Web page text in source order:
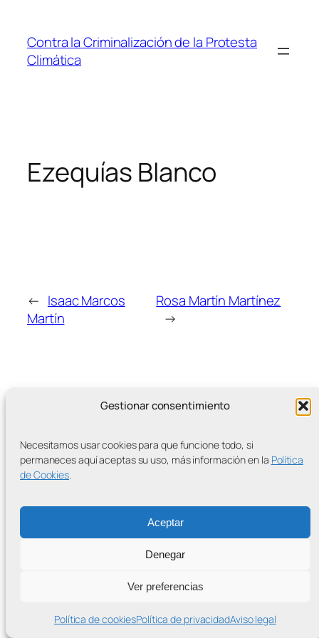
Gestionar consentimiento
Necesitamos usar cookies para que funcione todo, si
permaneces aquí aceptas su uso, más información en la Política
de Cookies.
Aceptar
Denegar
Ver preferencias
Política de cookiesPolítica de privacidadAviso legal
contenido
Contra la Criminalización de la Protesta
Climática
Ezequías Blanco
← Isaac Marcos
Martín
Rosa Martín Martínez
→
WordPress